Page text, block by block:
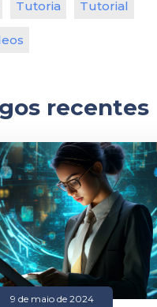
Tutoria Tutorial
recentes
9 de maio de 2024